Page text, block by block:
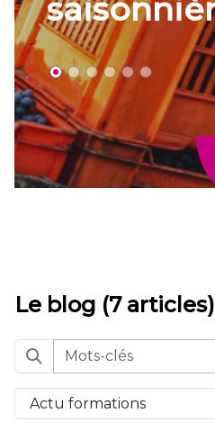
Le blog (7 articles)